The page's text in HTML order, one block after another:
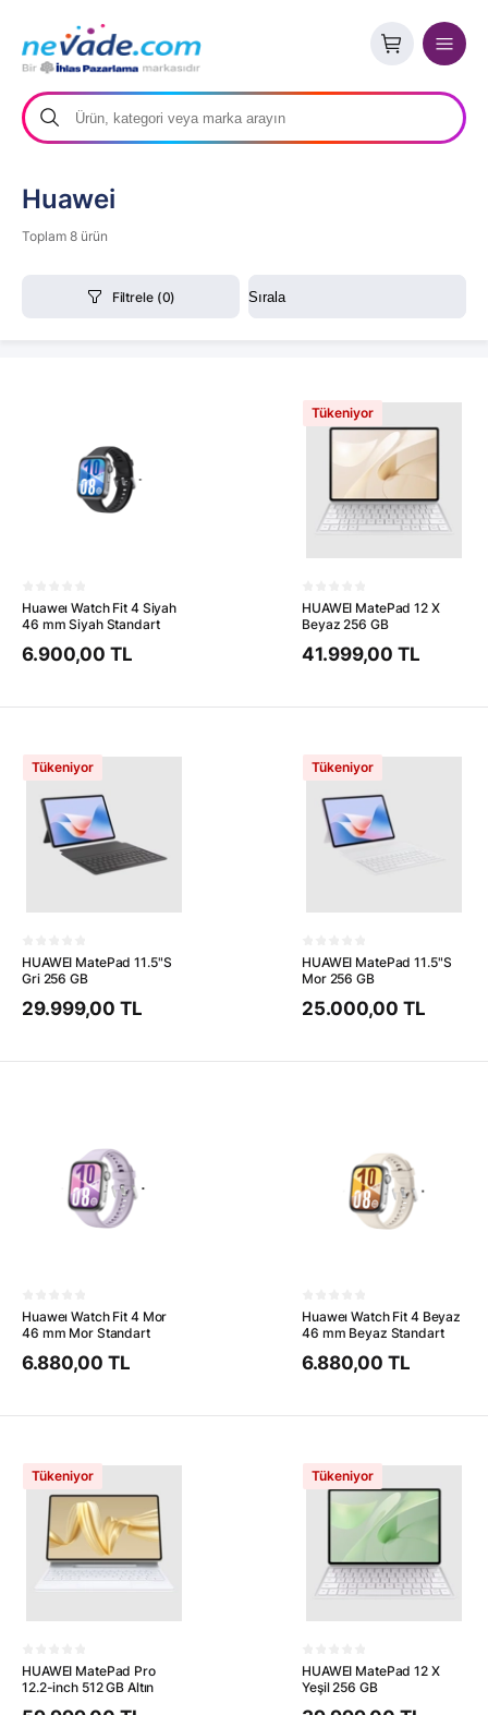
Huawei
Toplam 8 ürün
Filtrele (0)
Huaweı Watch Fit 4 Siyah
46 mm Siyah Standart
6.900,00 TL
Tükeniyor
HUAWEI MatePad 12 X
Beyaz 256 GB
41.999,00 TL
Tükeniyor
HUAWEI MatePad 11.5"S
Gri 256 GB
29.999,00 TL
Tükeniyor
HUAWEI MatePad 11.5"S
Mor 256 GB
25.000,00 TL
Huaweı Watch Fit 4 Mor
46 mm Mor Standart
6.880,00 TL
Huaweı Watch Fit 4 Beyaz
46 mm Beyaz Standart
6.880,00 TL
Tükeniyor
HUAWEI MatePad Pro
12.2-inch 512 GB Altın
Tükeniyor
HUAWEI MatePad 12 X
Yeşil 256 GB